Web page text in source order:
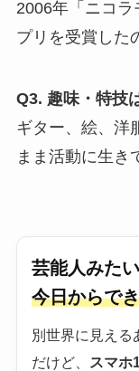
2006年「ニコ
プリを受賞した
Q3. 趣味・特技
ギター、絵、洋
まま活動に生き
芸能人みた
今日からで
別世界に見える
だけど、
スマホ